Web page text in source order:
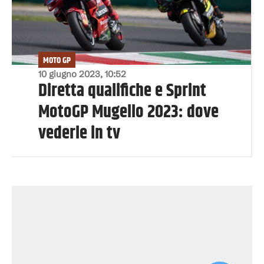
10 giugno 2023, 10:52
MOTO GP
Diretta qualifiche e Sprint
MotoGP Mugello 2023: dove
vederle in tv